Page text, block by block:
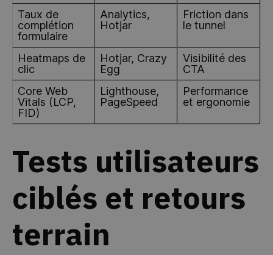
Taux de
complétion
formulaire
Analytics,
Hotjar
Friction dans
le tunnel
Heatmaps de
clic
Hotjar, Crazy
Egg
Visibilité des
CTA
Core Web
Vitals (LCP,
FID)
Lighthouse,
PageSpeed
Performance
et ergonomie
Tests utilisateurs
ciblés et retours
terrain